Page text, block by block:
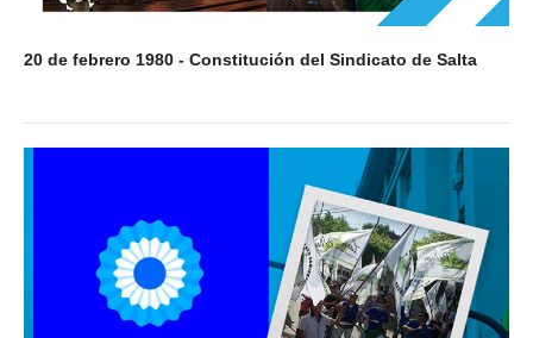
20 de febrero 1980 - Constitución del Sindicato de Salta